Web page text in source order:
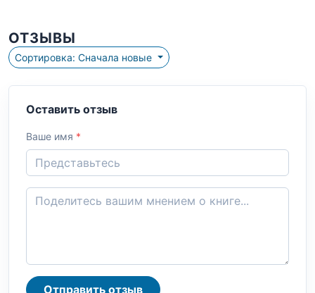
ОТЗЫВЫ
Сортировка: Сначала новые
Оставить отзыв
Ваше имя *
Отправить отзыв